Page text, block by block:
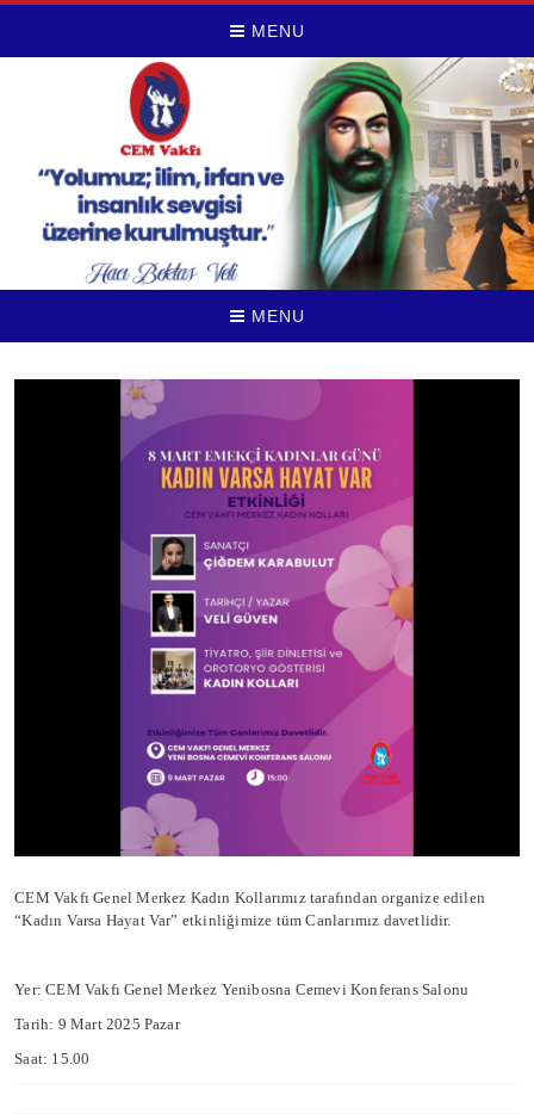
MENU
MENU
CEM Vakfı Genel Merkez Kadın Kollarımız tarafından organize edilen
“Kadın Varsa Hayat Var” etkinliğimize tüm Canlarımız davetlidir.
Yer: CEM Vakfı Genel Merkez Yenibosna Cemevi Konferans Salonu
Tarih: 9 Mart 2025 Pazar
Saat: 15.00